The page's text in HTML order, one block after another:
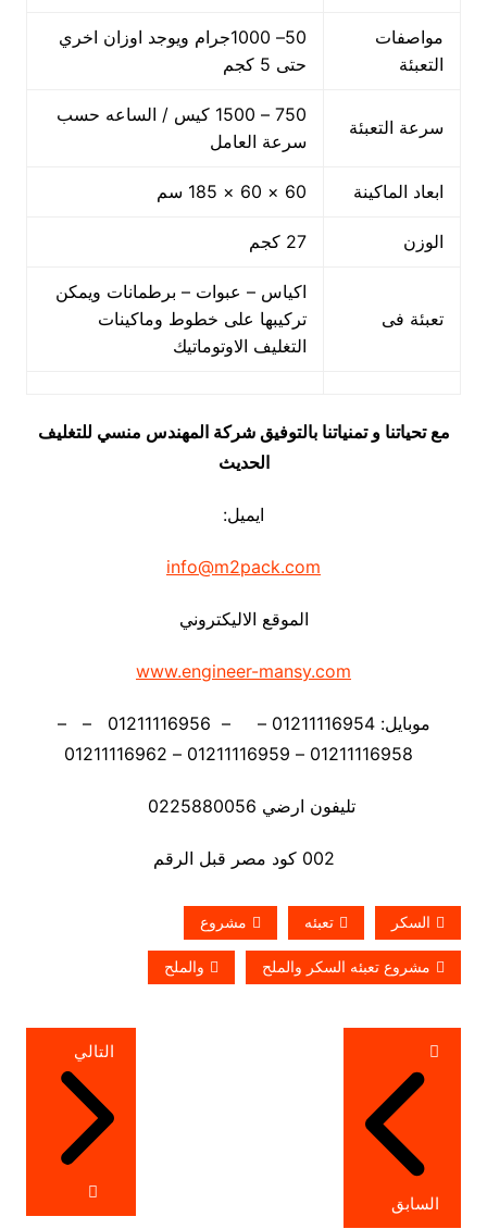
مواصفات
التعبئة
50– 1000جرام ويوجد اوزان اخري
حتى 5 كجم
سرعة التعبئة
750 – 1500 كيس / الساعه حسب
سرعة العامل
ابعاد الماكينة 60 × 60 × 185 سم
الوزن 27 كجم
تعبئة فى
اكياس – عبوات – برطمانات ويمكن
تركيبها على خطوط وماكينات
التغليف الاوتوماتيك
مع تحياتنا و تمنياتنا بالتوفيق شركة المهندس منسي للتغليف
الحديث
ايميل:
info@m2pack.com
الموقع الاليكتروني
www.engineer-mansy.com
موبايل: 01211116954 – – 01211116956 – –
تليفون ارضي 0225880056
002 كود مصر قبل الرقم
السكر تعبئه مشروع
مشروع تعبئه السكر والملح والملح
تصفّح
المقالات
السابق
التالي